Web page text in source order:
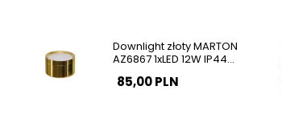
Downlight złoty MARTON
AZ6867 1xLED 12W IP44
85,00 PLN